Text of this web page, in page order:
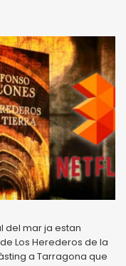
del mar ja estan
Los Herederos de la
a Tarragona que